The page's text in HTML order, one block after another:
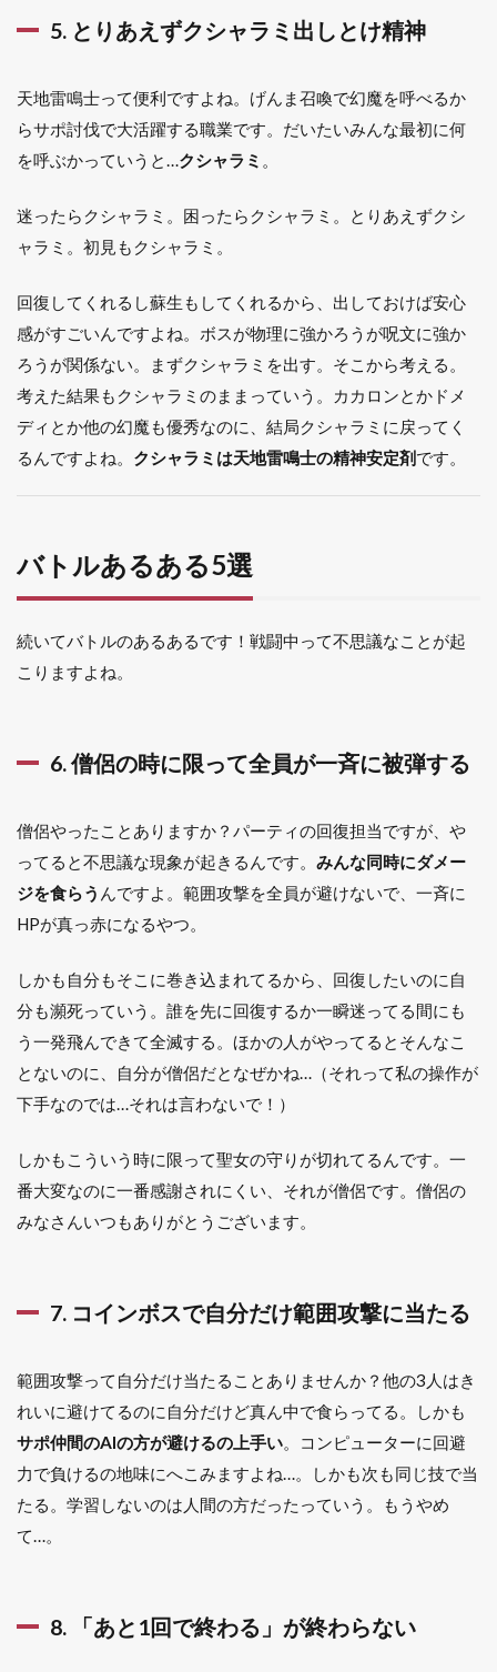
5. とりあえずクシャラミ出しとけ精神
天地雷鳴士って便利ですよね。げんま召喚で幻魔を呼べるか
らサポ討伐で大活躍する職業です。だいたいみんな最初に何
を呼ぶかっていうと…クシャラミ 。
迷ったらクシャラミ。困ったらクシャラミ。とりあえずクシ
ャラミ。初見もクシャラミ。
回復してくれるし蘇生もしてくれるから、出しておけば安心
感がすごいんですよね。ボスが物理に強かろうが呪文に強か
ろうが関係ない。まずクシャラミを出す。そこから考える。
考えた結果もクシャラミのままっていう。カカロンとかドメ
ディとか他の幻魔も優秀なのに、結局クシャラミに戻ってく
るんですよね。 クシャラミは天地雷鳴士の精神安定剤です。
バトルあるある5選
続いてバトルのあるあるです！戦闘中って不思議なことが起
こりますよね。
6. 僧侶の時に限って全員が一斉に被弾する
僧侶やったことありますか？パーティの回復担当ですが、や
ってると不思議な現象が起きるんです。 みんな同時にダメー
ジを食らう んですよ。範囲攻撃を全員が避けないで、一斉に
HPが真っ赤になるやつ。
しかも自分もそこに巻き込まれてるから、回復したいのに自
分も瀕死っていう。誰を先に回復するか一瞬迷ってる間にも
う一発飛んできて全滅する。ほかの人がやってるとそんなこ
とないのに、自分が僧侶だとなぜかね…（それって私の操作が
下手なのでは…それは言わないで！）
しかもこういう時に限って聖女の守りが切れてるんです。一
番大変なのに一番感謝されにくい、それが僧侶です。僧侶の
みなさんいつもありがとうございます。
7. コインボスで自分だけ範囲攻撃に当たる
範囲攻撃って自分だけ当たることありませんか？他の3人はき
れいに避けてるのに自分だけど真ん中で食らってる。しかも
サポ仲間のAIの方が避けるの上手い。コンピューターに回避
力で負けるの地味にへこみますよね…。しかも次も同じ技で当
たる。学習しないのは人間の方だったっていう。もうやめ
て…。
8. 「あと1回で終わる」が終わらない